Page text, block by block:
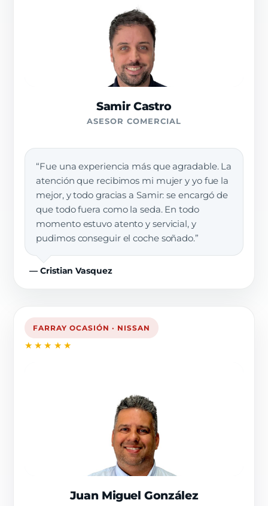
Samir Castro
ASESOR COMERCIAL
“Fue una experiencia más que agradable. La
atención que recibimos mi mujer y yo fue la
mejor, y todo gracias a Samir: se encargó de
que todo fuera como la seda. En todo
momento estuvo atento y servicial, y
pudimos conseguir el coche soñado.”
— Cristian Vasquez
FARRAY OCASIÓN · NISSAN
★★★★★
Juan Miguel González